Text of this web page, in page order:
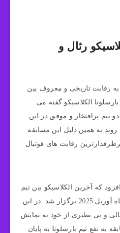
رئال و
به رقابت تاریخی و معروف بین
الکلاسیکو گفته می‌
تیم پرافتخار و موفق در این
به همین دلیل این مسابقه
رقابت‌ های فوتبال
که آخرین الکلاسیکو بین تیم
بارسلونا و رئال مادرید در ماه آوریل 2025 برگزار شد. در این
و بی‌ نظیری از خود به نمایش
به نفع تیم بارسلونا به پایان